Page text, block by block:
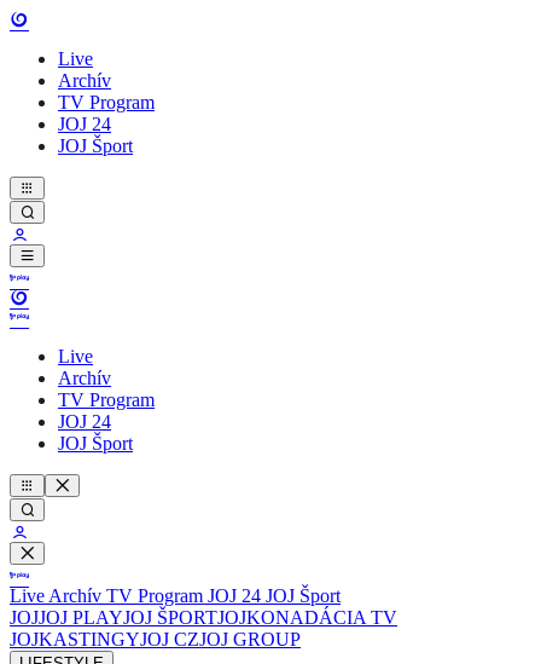
Live
Archív
TV Program
JOJ 24
JOJ Šport
Live
Archív
TV Program
JOJ 24
JOJ Šport
Live Archív TV Program JOJ 24 JOJ Šport
JOJJOJ PLAYJOJ ŠPORTJOJKONADÁCIA TV
JOJKASTINGYJOJ CZJOJ GROUP